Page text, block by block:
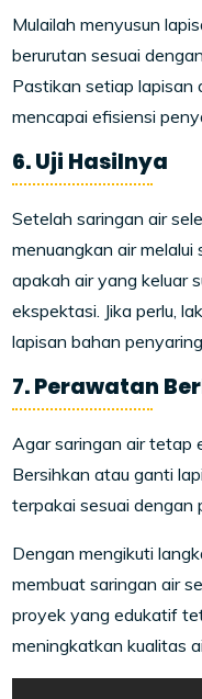
Mulailah menyusun
berurutan sesuai
Pastikan setiap lapisan
mencapai efisiensi
6. Uji Hasilnya
Setelah saringan air
menuangkan air
apakah air yang keluar
ekspektasi. Jika perlu,
lapisan bahan
7. Perawatan
Agar saringan air tetap
Bersihkan atau ganti
terpakai sesuai dengan
Dengan mengikuti
membuat saringan air
proyek yang edukatif
meningkatkan kualitas